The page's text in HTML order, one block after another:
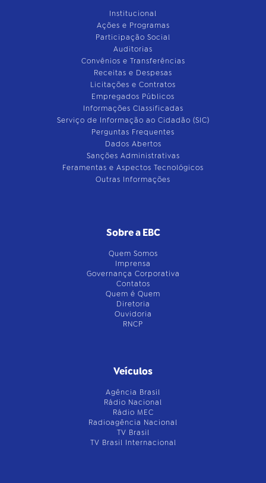
Institucional
Ações e Programas
Participação Social
Auditorias
Convênios e Transferências
Receitas e Despesas
Licitações e Contratos
Empregados Públicos
Informações Classificadas
Serviço de Informação ao Cidadão (SIC)
Perguntas Frequentes
Dados Abertos
Sanções Administrativas
Feramentas e Aspectos Tecnológicos
Outras Informações
Sobre a EBC
Quem Somos
Imprensa
Governança Corporativa
Contatos
Quem é Quem
Diretoria
Ouvidoria
RNCP
Veículos
Agência Brasil
Rádio Nacional
Rádio MEC
Radioagência Nacional
TV Brasil
TV Brasil Internacional